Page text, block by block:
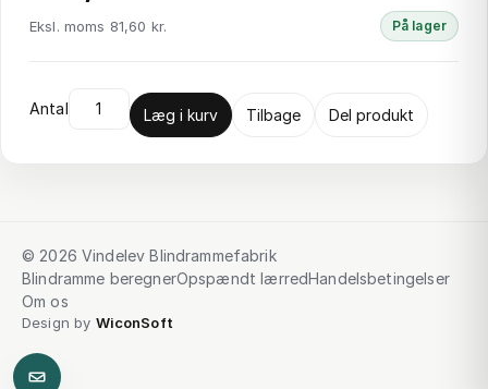
Eksl. moms 81,60 kr. På lager
Antal Læg i kurv Tilbage Del produkt
© 2026 Vindelev Blindrammefabrik
Blindramme beregnerOpspændt lærredHandelsbetingelser
Om os
Design by WiconSoft